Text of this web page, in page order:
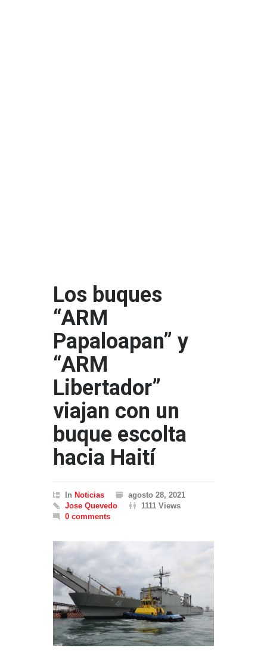
Los buques
“ARM
Papaloapan” y
“ARM
Libertador”
viajan con un
buque escolta
hacia Haití
In Noticias
agosto 28, 2021
Jose Quevedo
1111 Views
0 comments